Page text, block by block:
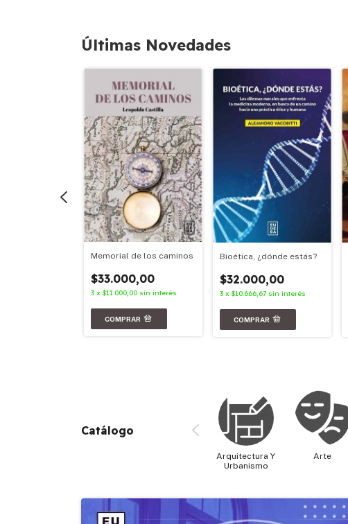
Últimas Novedades
Memorial de los caminos
$33.000,00
3 x $11.000,00 sin interés
Bioética, ¿dónde estás?
$32.000,00
3 x $10.666,67 sin interés
Catálogo
Arquitectura Y
Urbanismo
Arte